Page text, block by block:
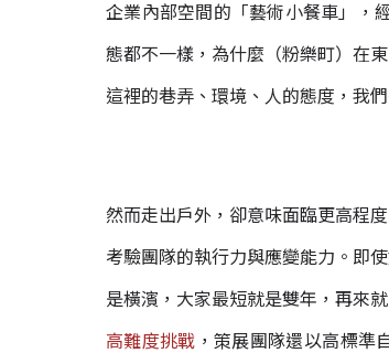
企業內部空間的「藝術小餐車」，
態都不一樣，為什麼（粉樂町）在
這裡的巷弄、環境、人的態度，我
然而走出戶外，卻意味面臨更高程
考驗團隊的執行力與應變能力。即
是橫濱，大家最短就是雙年，再來
高難度挑戰 ，策展團隊還以高標準